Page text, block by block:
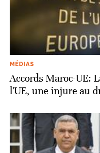
MÉDIAS
Accords Maroc-UE:
l'UE, une injure au